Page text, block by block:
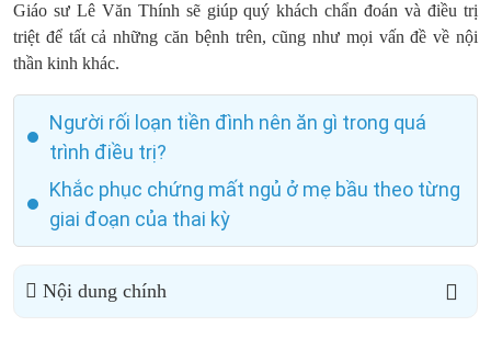
Giáo sư Lê Văn Thính sẽ giúp quý khách chẩn đoán và điều trị
triệt để tất cả những căn bệnh trên, cũng như mọi vấn đề về nội
thần kinh khác.
Người rối loạn tiền đình nên ăn gì trong quá
trình điều trị?
Khắc phục chứng mất ngủ ở mẹ bầu theo từng
giai đoạn của thai kỳ
Nội dung chính